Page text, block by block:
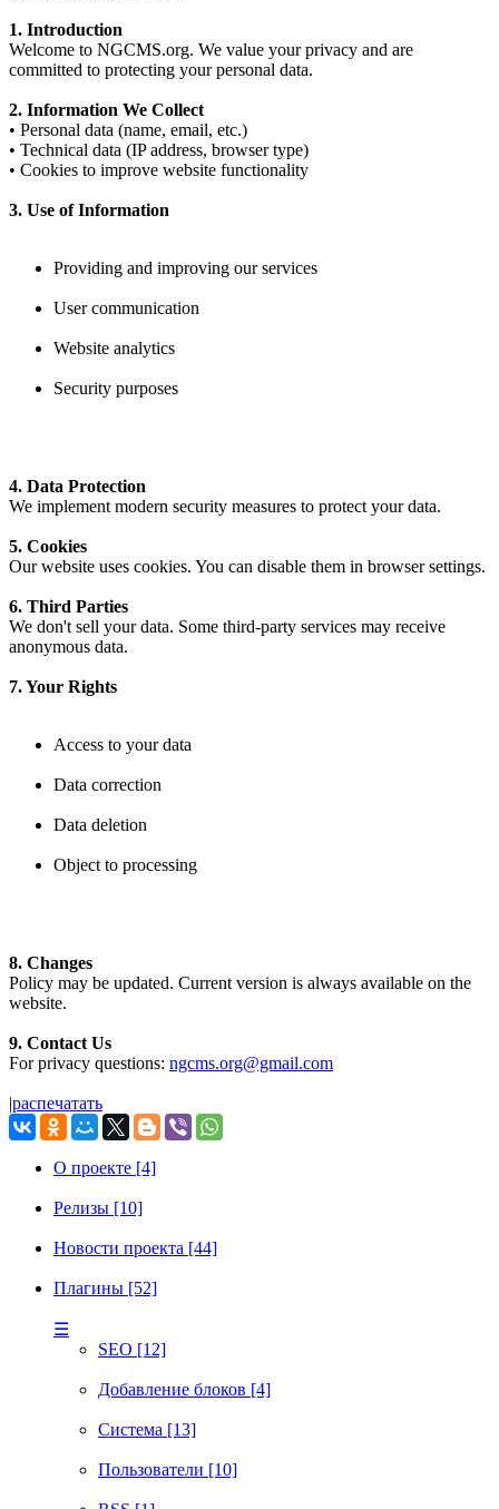
1. Introduction
Welcome to NGCMS.org. We value your privacy and are
committed to protecting your personal data.
2. Information We Collect
• Personal data (name, email, etc.)
• Technical data (IP address, browser type)
• Cookies to improve website functionality
3. Use of Information
Providing and improving our services
User communication
Website analytics
Security purposes
4. Data Protection
We implement modern security measures to protect your data.
5. Cookies
Our website uses cookies. You can disable them in browser settings.
6. Third Parties
We don't sell your data. Some third-party services may receive
anonymous data.
7. Your Rights
Access to your data
Data correction
Data deletion
Object to processing
8. Changes
Policy may be updated. Current version is always available on the
website.
9. Contact Us
For privacy questions: ngcms.org@gmail.com
|распечатать
О проекте [4]
Релизы [10]
Новости проекта [44]
Плагины [52]
☰
SEO [12]
Добавление блоков [4]
Система [13]
Пользователи [10]